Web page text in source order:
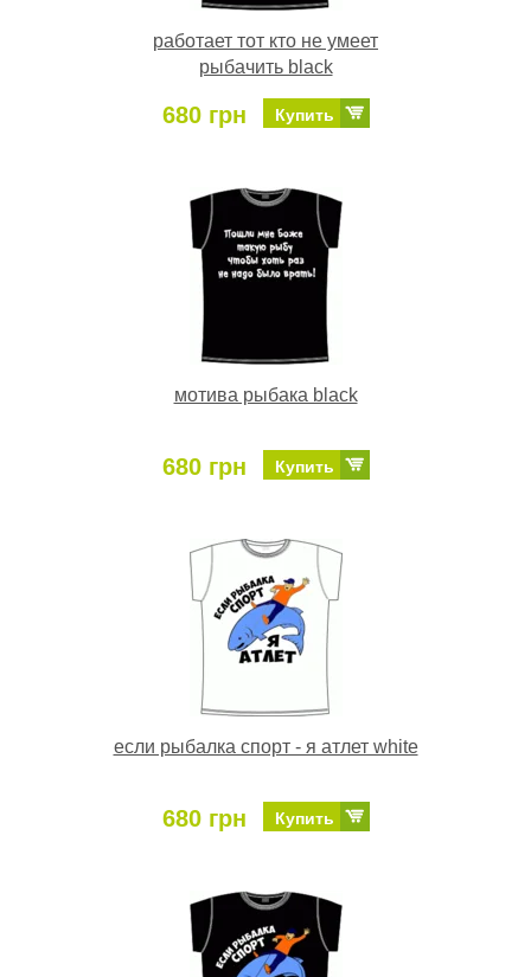
работает тот кто не умеет
рыбачить black
680 грн Купить
мотива рыбака black
680 грн Купить
если рыбалка спорт - я атлет white
680 грн Купить